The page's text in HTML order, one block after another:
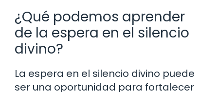
¿Qué podemos aprender
de la espera en el silencio
divino?
La espera en el silencio divino puede
ser una oportunidad para fortalecer